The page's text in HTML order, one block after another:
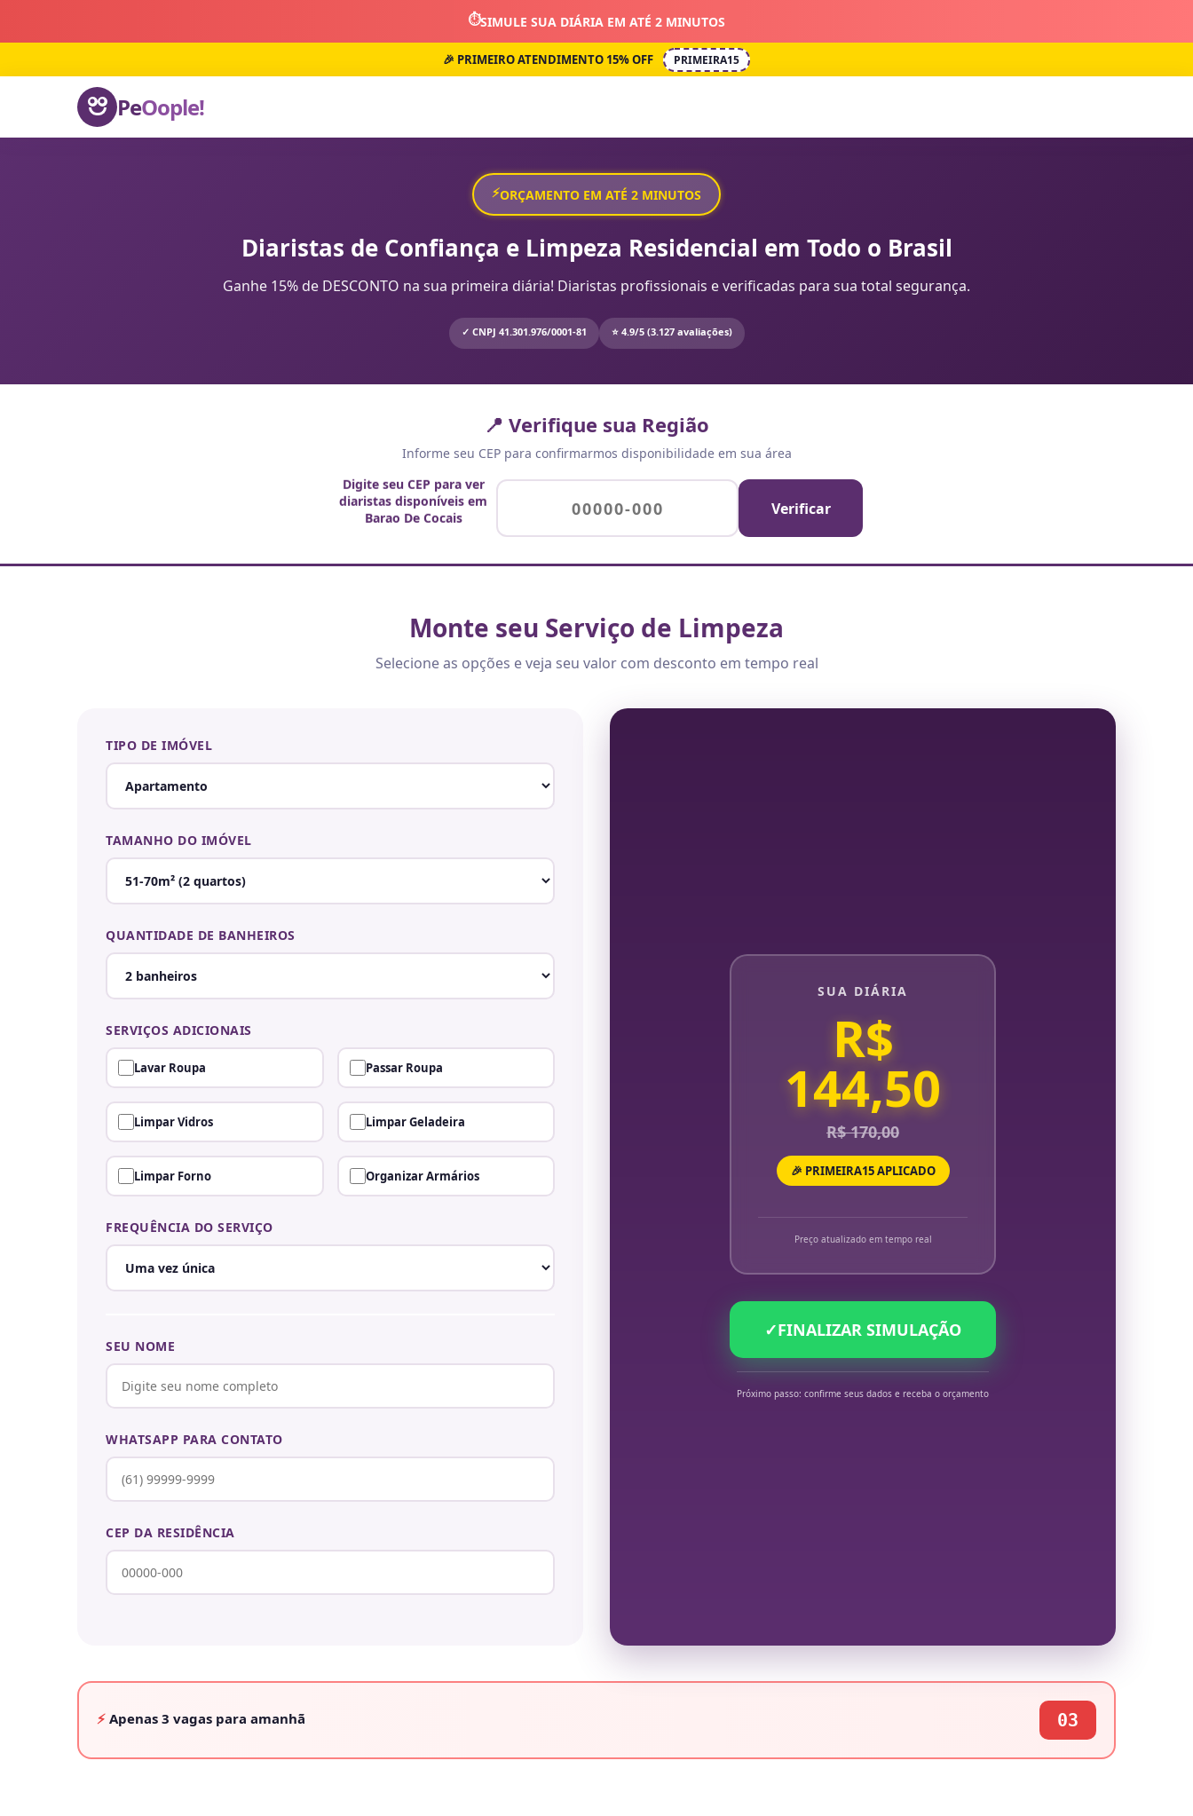
⏱️SIMULE SUA DIÁRIA EM ATÉ 2 MINUTOS
🎉 PRIMEIRO ATENDIMENTO 15% OFF PRIMEIRA15
PeOople!
⚡ORÇAMENTO EM ATÉ 2 MINUTOS
Diaristas de Confiança e Limpeza Residencial em Todo o Brasil
Ganhe 15% de DESCONTO na sua primeira diária! Diaristas profissionais e verificadas para sua total segurança.
✓ CNPJ 41.301.976/0001-81 ⭐ 4.9/5 (3.127 avaliações)
📍 Verifique sua Região
Informe seu CEP para confirmarmos disponibilidade em sua área
Digite seu CEP para ver
diaristas disponíveis em
Barao De Cocais
Verificar
Monte seu Serviço de Limpeza
Selecione as opções e veja seu valor com desconto em tempo real
TIPO DE IMÓVEL
TAMANHO DO IMÓVEL
QUANTIDADE DE BANHEIROS
SERVIÇOS ADICIONAIS
Lavar Roupa Passar Roupa
Limpar Vidros Limpar Geladeira
Limpar Forno Organizar Armários
FREQUÊNCIA DO SERVIÇO
SEU NOME
WHATSAPP PARA CONTATO
CEP DA RESIDÊNCIA
SUA DIÁRIA
R$
144,50
R$ 170,00
🎉 PRIMEIRA15 APLICADO
Preço atualizado em tempo real
✓FINALIZAR SIMULAÇÃO
Próximo passo: confirme seus dados e receba o orçamento
⚡ Apenas 3 vagas para amanhã 03